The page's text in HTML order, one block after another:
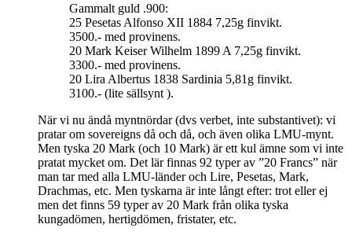
Gammalt guld .900:
25 Pesetas Alfonso XII 1884 7,25g finvikt.
3500.- med provinens.
20 Mark Keiser Wilhelm 1899 A 7,25g finvikt.
3300.- med provinens.
20 Lira Albertus 1838 Sardinia 5,81g finvikt.
3100.- (lite sällsynt ).
När vi nu ändå myntnördar (dvs verbet, inte substantivet): vi
pratar om sovereigns då och då, och även olika LMU-mynt.
Men tyska 20 Mark (och 10 Mark) är ett kul ämne som vi inte
pratat mycket om. Det lär finnas 92 typer av ”20 Francs” när
man tar med alla LMU-länder och Lire, Pesetas, Mark,
Drachmas, etc. Men tyskarna är inte långt efter: trot eller ej
men det finns 59 typer av 20 Mark från olika tyska
kungadömen, hertigdömen, fristater, etc.